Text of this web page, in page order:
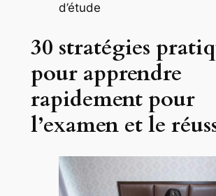
d’étude
30 stratégies
pour apprendre
rapidement pour
l’examen et le